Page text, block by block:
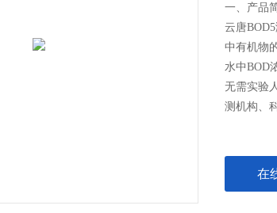
一、产品
云唐
中有机物
水中BOD
无需实验
测机构、
在